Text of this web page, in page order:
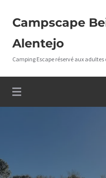
Campscape
Alentejo
Camping Escape réservé aux